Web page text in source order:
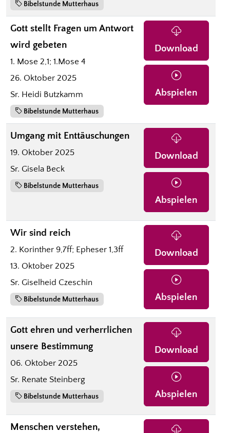
Bibelstunde Mutterhaus
Gott stellt Fragen um Antwort
wird gebeten
1. Mose 2,1; 1.Mose 4
26. Oktober 2025
Sr. Heidi Butzkamm
Bibelstunde Mutterhaus
Download
Abspielen
Umgang mit Enttäuschungen
19. Oktober 2025
Sr. Gisela Beck
Bibelstunde Mutterhaus
Download
Abspielen
Wir sind reich
2. Korinther 9,7ff; Epheser 1,3ff
13. Oktober 2025
Sr. Giselheid Czeschin
Bibelstunde Mutterhaus
Download
Abspielen
Gott ehren und verherrlichen
unsere Bestimmung
06. Oktober 2025
Sr. Renate Steinberg
Bibelstunde Mutterhaus
Download
Abspielen
Menschen verstehen,